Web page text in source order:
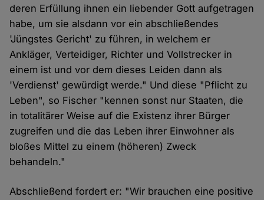
deren Erfüllung ihnen ein liebender Gott aufgetragen
habe, um sie alsdann vor ein abschließendes
'Jüngstes Gericht' zu führen, in welchem er
Ankläger, Verteidiger, Richter und Vollstrecker in
einem ist und vor dem dieses Leiden dann als
'Verdienst' gewürdigt werde." Und diese "Pflicht zu
Leben", so Fischer "kennen sonst nur Staaten, die
in totalitärer Weise auf die Existenz ihrer Bürger
zugreifen und die das Leben ihrer Einwohner als
bloßes Mittel zu einem (höheren) Zweck
behandeln."
Abschließend fordert er: "Wir brauchen eine positive